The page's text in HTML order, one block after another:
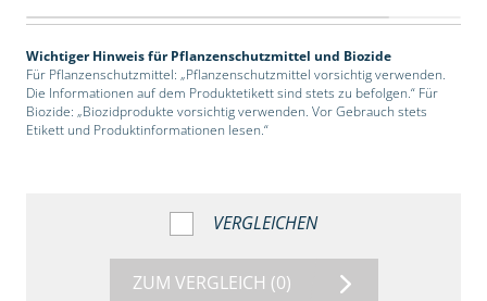
Wichtiger Hinweis für Pflanzenschutzmittel und Biozide
Für Pflanzenschutzmittel: „Pflanzenschutzmittel vorsichtig verwenden.
Die Informationen auf dem Produktetikett sind stets zu befolgen.“ Für
Biozide: „Biozidprodukte vorsichtig verwenden. Vor Gebrauch stets
Etikett und Produktinformationen lesen.“
VERGLEICHEN
ZUM VERGLEICH (0)